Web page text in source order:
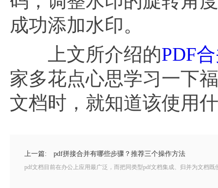
成功添加水印。
上文所介绍的PDF
家多花点心思学习一下
文档时，就知道该使用
上一篇: pdf拼接合并有哪些步骤？推荐三个操作方法
pdf文档目前在办公上应用最广泛，而把同类型pdf文档集成、归并为文档